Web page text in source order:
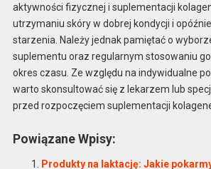
aktywności fizycznej i suplementacji
utrzymaniu skóry w dobrej kondycji i
starzenia. Należy jednak pamiętać o
suplementu oraz regularnym stosowaniu
okres czasu. Ze względu na indywidualne
warto skonsultować się z lekarzem lub
przed rozpoczęciem suplementacji
Powiązane Wpisy:
Produkty na laktację: Jakie